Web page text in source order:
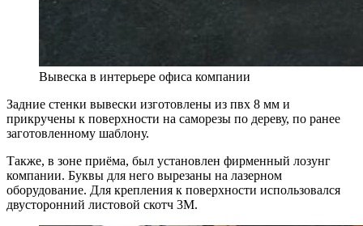
Вывеска в интерьере офиса компании
Задние стенки вывески изготовлены из пвх 8 мм и
прикручены к поверхности на саморезы по дереву, по ранее
заготовленному шаблону.
Также, в зоне приёма, был установлен фирменный лозунг
компании. Буквы для него вырезаны на лазерном
оборудование. Для крепления к поверхности использовался
двусторонний листовой скотч 3М.